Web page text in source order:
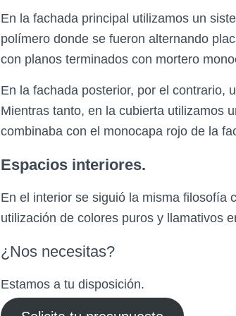
En la fachada principal utilizamos un
polímero donde se fueron alternando
con planos terminados con mortero
En la fachada posterior, por el contrario,
Mientras tanto, en la cubierta utilizamos
combinaba con el monocapa rojo de la
Espacios interiores.
En el interior se siguió la misma filosofía
utilización de colores puros y llamativos
¿Nos necesitas?
Estamos a tu disposición.